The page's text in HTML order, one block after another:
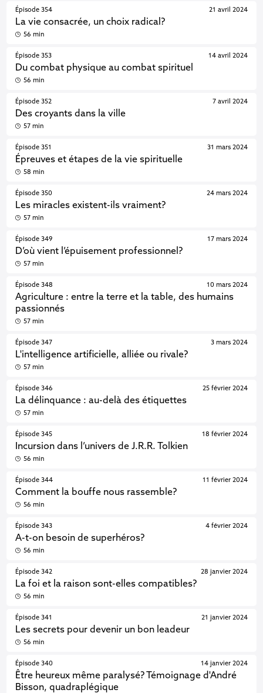
Épisode 354
La vie consacrée, un choix radical?
21 avril 2024
56 min
Épisode 353
Du combat physique au combat spirituel
14 avril 2024
56 min
Épisode 352
Des croyants dans la ville
7 avril 2024
57 min
Épisode 351
Épreuves et étapes de la vie spirituelle
31 mars 2024
58 min
Épisode 350
Les miracles existent-ils vraiment?
24 mars 2024
57 min
Épisode 349
D’où vient l’épuisement professionnel?
17 mars 2024
57 min
Épisode 348
Agriculture : entre la terre et la table, des humains
passionnés
10 mars 2024
57 min
Épisode 347
L'intelligence artificielle, alliée ou rivale?
3 mars 2024
57 min
Épisode 346
La délinquance : au-delà des étiquettes
25 février 2024
57 min
Épisode 345
Incursion dans l’univers de J.R.R. Tolkien
18 février 2024
56 min
Épisode 344
Comment la bouffe nous rassemble?
11 février 2024
56 min
Épisode 343
A-t-on besoin de superhéros?
4 février 2024
56 min
Épisode 342
La foi et la raison sont-elles compatibles?
28 janvier 2024
56 min
Épisode 341
Les secrets pour devenir un bon leadeur
21 janvier 2024
56 min
Épisode 340
Être heureux même paralysé? Témoignage d'André
Bisson, quadraplégique
14 janvier 2024